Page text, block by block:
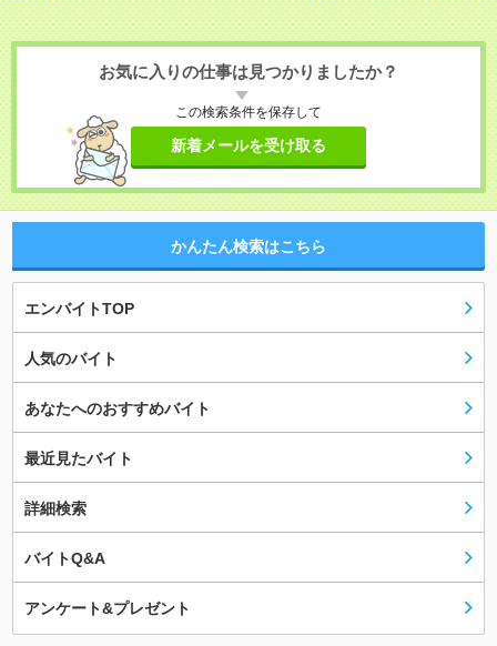
お気に入りの仕事は見つかりましたか？
この検索条件を保存して
新着メールを受け取る
かんたん検索はこちら
エンバイトTOP
人気のバイト
あなたへのおすすめバイト
最近見たバイト
詳細検索
バイトQ&A
アンケート&プレゼント